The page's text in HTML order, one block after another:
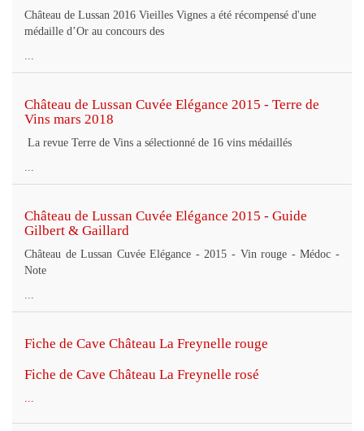
Château de Lussan 2016 Vieilles Vignes a été récompensé d'une
médaille d’Or au concours des
...
Château de Lussan Cuvée Elégance 2015 - Terre de
Vins mars 2018
La revue Terre de Vins a sélectionné de 16 vins médaillés
...
Château de Lussan Cuvée Elégance 2015 - Guide
Gilbert & Gaillard
Château de Lussan Cuvée Elégance - 2015 - Vin rouge - Médoc -
Note
...
Fiche de Cave Château La Freynelle rouge
Fiche de Cave Château La Freynelle rosé
...